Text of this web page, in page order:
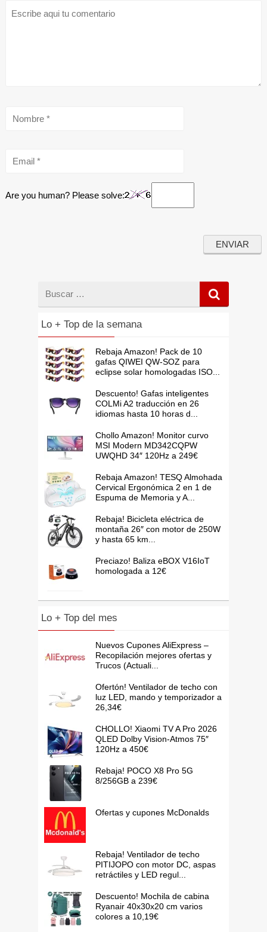
Are you human? Please solve:
por
Lo + Top de la semana
Rebaja Amazon! Pack de 10
gafas QIWEI QW-SOZ para
eclipse solar homologadas ISO...
Descuento! Gafas inteligentes
COLMi A2 traducción en 26
idiomas hasta 10 horas d...
Chollo Amazon! Monitor curvo
MSI Modern MD342CQPW
UWQHD 34″ 120Hz a 249€
Rebaja Amazon! TESQ Almohada
Cervical Ergonómica 2 en 1 de
Espuma de Memoria y A...
Rebaja! Bicicleta eléctrica de
montaña 26″ con motor de 250W
y hasta 65 km...
Preciazo! Baliza eBOX V16IoT
homologada a 12€
Lo + Top del mes
Nuevos Cupones AliExpress –
Recopilación mejores ofertas y
Trucos (Actuali...
Ofertón! Ventilador de techo con
luz LED, mando y temporizador a
26,34€
CHOLLO! Xiaomi TV A Pro 2026
QLED Dolby Vision-Atmos 75″
120Hz a 450€
Rebaja! POCO X8 Pro 5G
8/256GB a 239€
Ofertas y cupones McDonalds
Rebaja! Ventilador de techo
PITIJOPO con motor DC, aspas
retráctiles y LED regul...
Descuento! Mochila de cabina
Ryanair 40x30x20 cm varios
colores a 10,19€